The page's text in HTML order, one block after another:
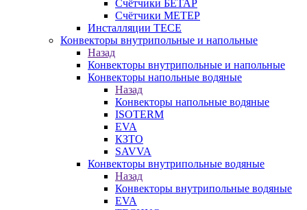
Счётчики БЕТАР
Счётчики МЕТЕР
Инсталляции TECE
Конвекторы внутрипольные и напольные
Назад
Конвекторы внутрипольные и напольные
Конвекторы напольные водяные
Назад
Конвекторы напольные водяные
ISOTERM
EVA
КЗТО
SAVVA
Конвекторы внутрипольные водяные
Назад
Конвекторы внутрипольные водяные
EVA